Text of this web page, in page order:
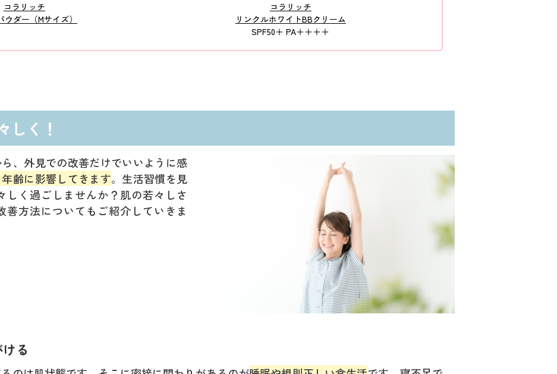
コラリッチ
ウダー（Mサイズ）
コラリッチ
リンクルホワイトBBクリーム
SPF50＋ PA＋＋＋＋
しく！
ら、外見での改善だけでいいように感
齢に影響してきます。生活習慣を見
しく過ごしませんか？肌の若々しさ
善方法についてもご紹介していきま
る